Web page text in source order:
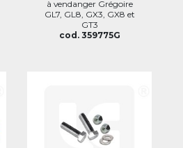
à vendanger Grégoire
GL7, GL8, GX3, GX8 et
GT3
cod. 359775G